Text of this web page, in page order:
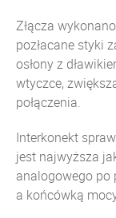
Złącza
pozłacane styki
osłony z
wtyczce,
połączenia.
Interkonekt
jest najwyższa
analogowego po
a końcówką